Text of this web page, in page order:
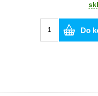
Do